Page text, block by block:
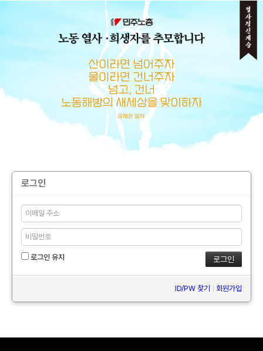
메뉴 건너뛰기
로그인
로그인 유지
ID/PW 찾기 회원가입